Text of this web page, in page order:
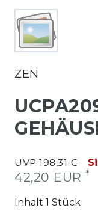
ZEN
UVP 198,31 €
42,20 EUR *
Inhalt 1 Stück